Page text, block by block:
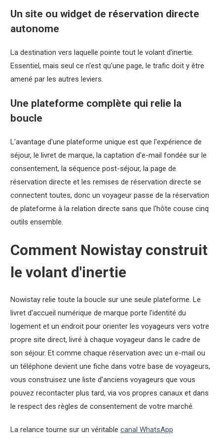
Un site ou widget de réservation directe
autonome
La destination vers laquelle pointe tout le volant d'inertie.
Essentiel, mais seul ce n'est qu'une page, le trafic doit y être
amené par les autres leviers.
Une plateforme complète qui relie la
boucle
L'avantage d'une plateforme unique est que l'expérience de
séjour, le livret de marque, la captation d'e-mail fondée sur le
consentement, la séquence post-séjour, la page de
réservation directe et les remises de réservation directe se
connectent toutes, donc un voyageur passe de la réservation
de plateforme à la relation directe sans que l'hôte couse cinq
outils ensemble.
Comment Nowistay construit
le volant d'inertie
Nowistay relie toute la boucle sur une seule plateforme. Le
livret d'accueil numérique de marque porte l'identité du
logement et un endroit pour orienter les voyageurs vers votre
propre site direct, livré à chaque voyageur dans le cadre de
son séjour. Et comme chaque réservation avec un e-mail ou
un téléphone devient une fiche dans votre base de voyageurs,
vous construisez une liste d'anciens voyageurs que vous
pouvez recontacter plus tard, via vos propres canaux et dans
le respect des règles de consentement de votre marché.
La relance tourne sur un véritable canal WhatsApp